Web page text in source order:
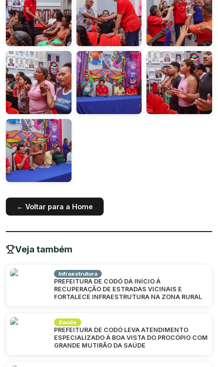
← Voltar para a Home
Veja também
Infraestrutura
PREFEITURA DE CODÓ DÁ INÍCIO À
RECUPERAÇÃO DE ESTRADAS VICINAIS E
FORTALECE INFRAESTRUTURA NA ZONA RURAL
Saúde
PREFEITURA DE CODÓ LEVA ATENDIMENTO
ESPECIALIZADO À BOA VISTA DO PROCÓPIO COM
GRANDE MUTIRÃO DA SAÚDE